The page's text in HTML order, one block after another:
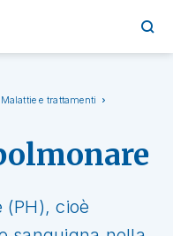
Malattie e trattamenti
(PH), cioè